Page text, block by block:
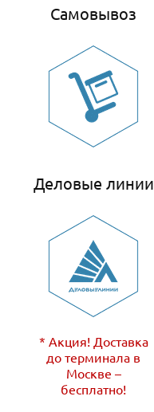
Самовывоз
Деловые линии
* Акция! Доставка
до терминала в
Москве –
бесплатно!